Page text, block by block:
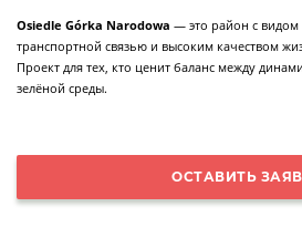
Osiedle Górka Narodowa — это район с видом
транспортной связью и высоким качеством
Проект для тех, кто ценит баланс между
зелёной среды.
ОСТАВИТЬ